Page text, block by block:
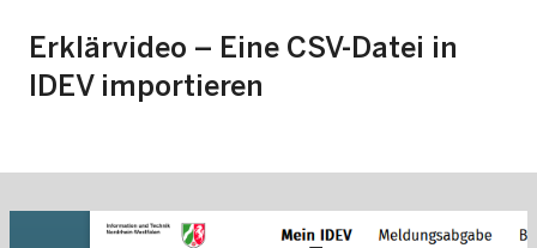
Erklärvideo – Eine CSV-Datei in
IDEV importieren